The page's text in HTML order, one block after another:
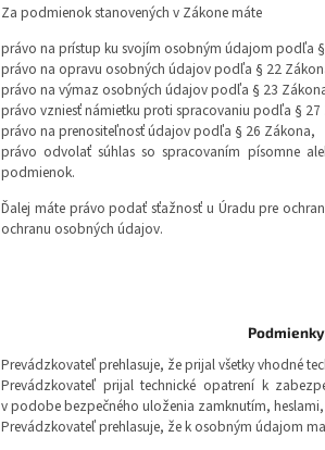
Za podmienok stanovených v Zákone máte
právo na prístup ku svojím osobným údajom podľa
právo na opravu osobných údajov podľa § 22
právo na výmaz osobných údajov podľa § 23
právo vzniesť námietku proti spracovaniu podľa § 27
právo na prenositeľnosť údajov podľa § 26 Zákona,
právo odvolať súhlas so spracovaním písomne
podmienok.
Ďalej máte právo podať sťažnosť u Úradu pre
ochranu osobných údajov.
Prevádzkovateľ prehlasuje, že prijal všetky vhodné
Prevádzkovateľ prijal technické opatrení k
v podobe bezpečného uloženia zamknutím,
Prevádzkovateľ prehlasuje, že k osobným údajom